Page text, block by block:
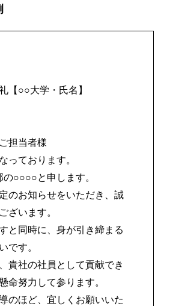
【○○大学・氏名】
担当者様
っております。
○○○○と申します。
のお知らせをいただき、誠
ざいます。
と同時に、身が引き締まる
です。
貴社の社員として貢献でき
命努力して参ります。
のほど、宜しくお願いいた